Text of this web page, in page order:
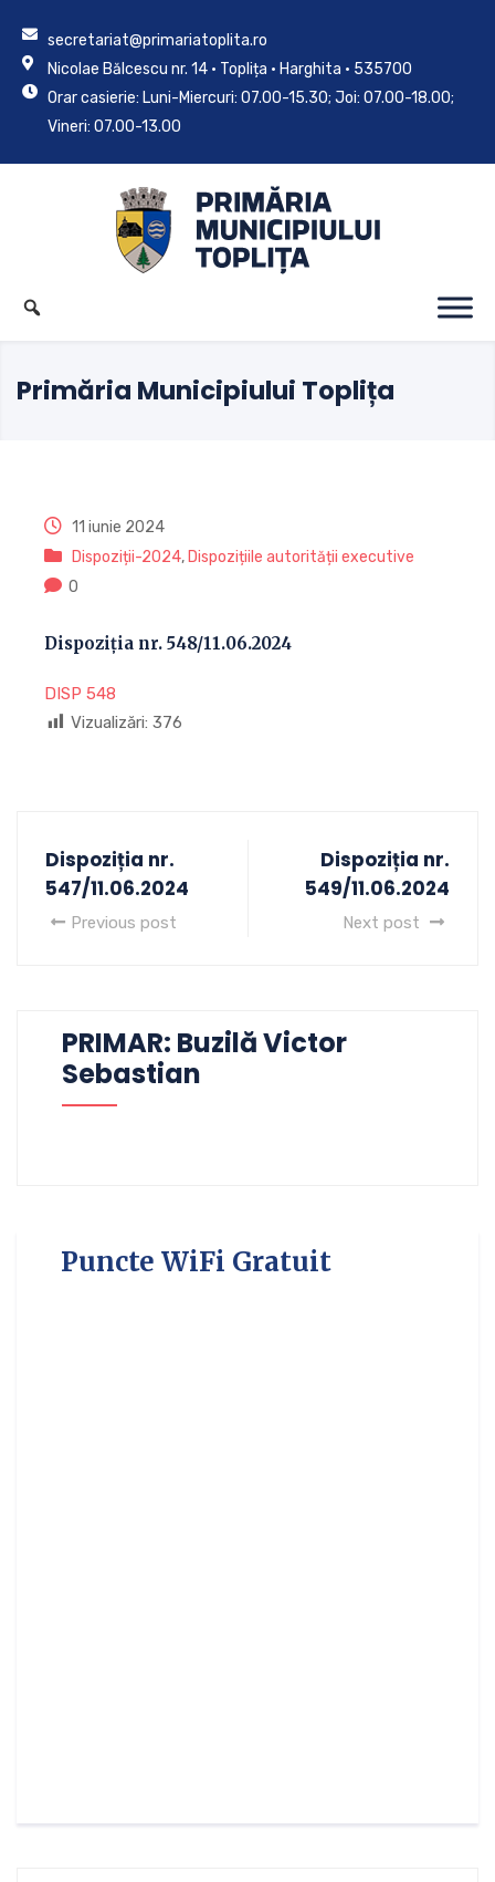
secretariat@primariatoplita.ro
Nicolae Bălcescu nr. 14 • Toplița • Harghita • 535700
Orar casierie: Luni-Miercuri: 07.00-15.30; Joi: 07.00-18.00;
Vineri: 07.00-13.00
Primăria Municipiului Toplița
11 iunie 2024
Dispoziții-2024, Dispozițiile autorității executive
0
Dispoziția nr. 548/11.06.2024
DISP 548
Vizualizări: 376
Dispoziția nr.
547/11.06.2024
Previous post
Dispoziția nr.
549/11.06.2024
Next post
PRIMAR: Buzilă Victor
Sebastian
Puncte WiFi Gratuit